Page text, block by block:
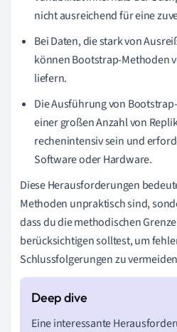
nicht ausreichend für eine
Bei Daten, die stark von
können Bootstrap-Methoden
liefern.
Die Ausführung von
einer großen Anzahl von
rechenintensiv sein und
Software oder Hardware.
Diese Herausforderungen
Methoden unpraktisch sind,
dass du die methodischen
berücksichtigen solltest, um
Schlussfolgerungen zu
Eine interessante